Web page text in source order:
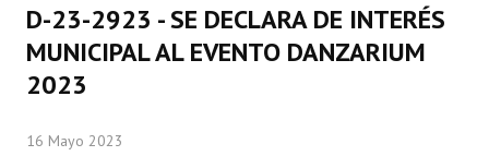
Integrantes del Concejo
Comisiones Permanentes
Comisiones Especiales
D-23-2923 - SE DECLARA DE INTERÉS
MUNICIPAL AL EVENTO DANZARIUM
2023
16 Mayo 2023